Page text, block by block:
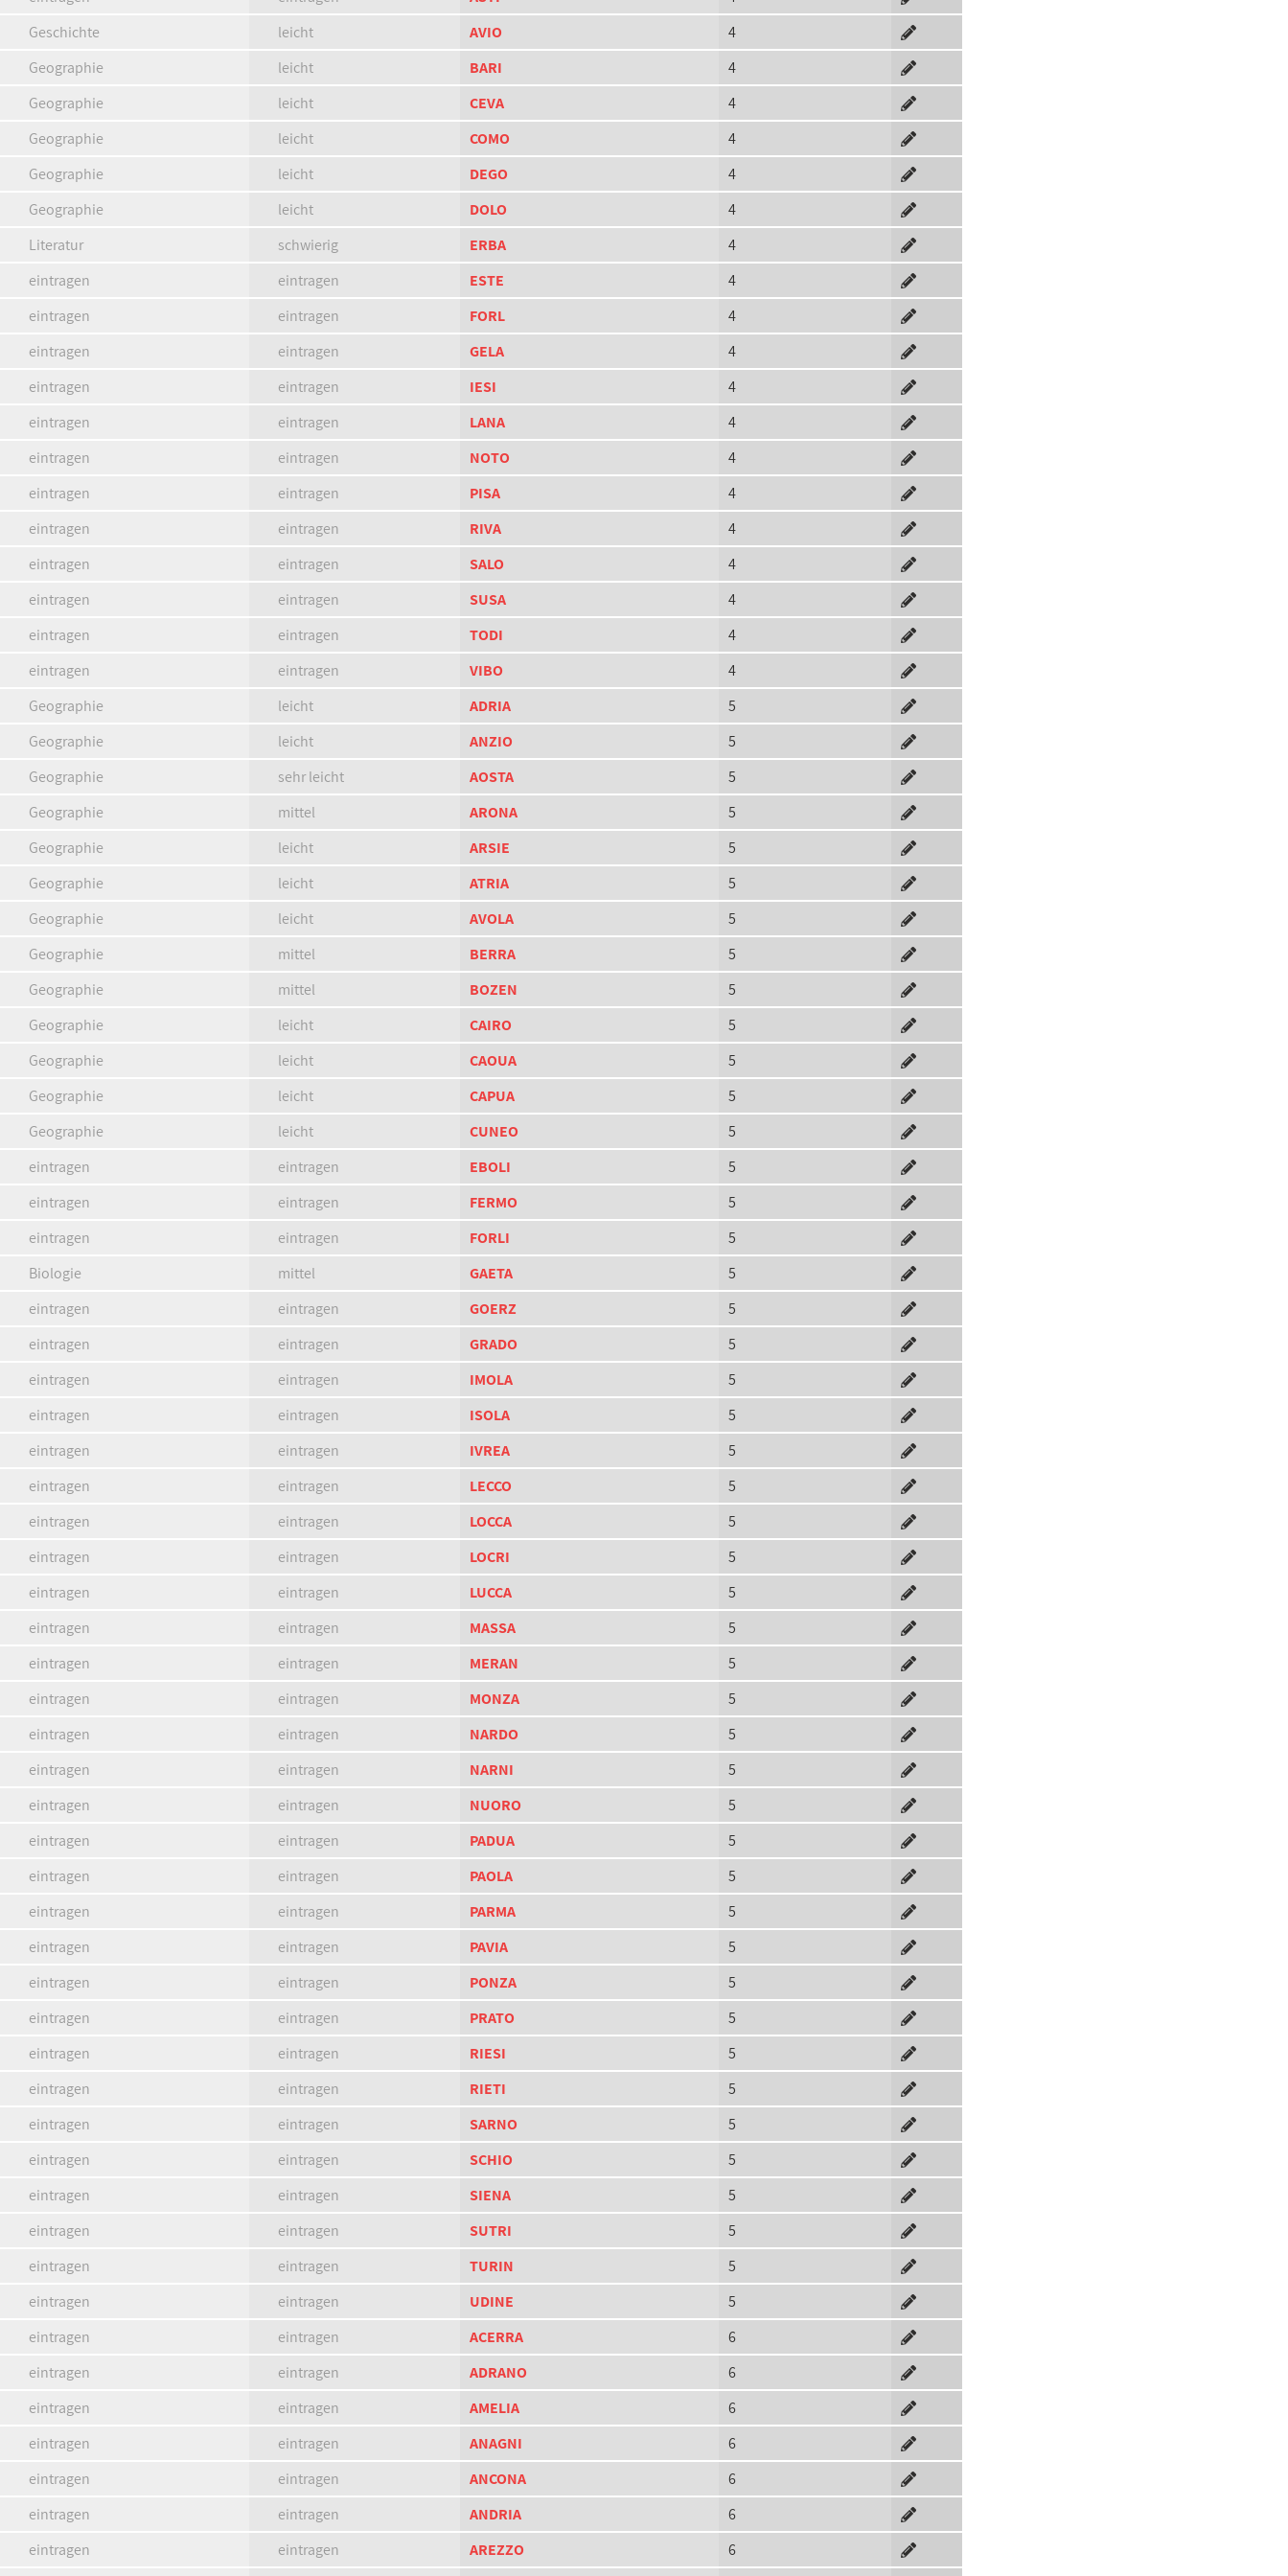
Geschichte
leicht AVIO
4
Geographie
leicht BARI
4
Geographie
leicht CEVA
4
Geographie
leicht COMO
4
Geographie
leicht DEGO
4
Geographie
leicht DOLO
4
Literatur
schwierig ERBA
4
eintragen
eintragen ESTE
4
eintragen
eintragen FORL
4
eintragen
eintragen GELA
4
eintragen
eintragen IESI
4
eintragen
eintragen LANA
4
eintragen
eintragen NOTO
4
eintragen
eintragen PISA
4
eintragen
eintragen RIVA
4
eintragen
eintragen SALO
4
eintragen
eintragen SUSA
4
eintragen
eintragen TODI
4
eintragen
eintragen VIBO
4
Geographie
leicht ADRIA
5
Geographie
leicht ANZIO
5
Geographie
sehr leicht AOSTA
5
Geographie
mittel ARONA
5
Geographie
leicht ARSIE
5
Geographie
leicht ATRIA
5
Geographie
leicht AVOLA
5
Geographie
mittel BERRA
5
Geographie
mittel BOZEN
5
Geographie
leicht CAIRO
5
Geographie
leicht CAOUA
5
Geographie
leicht CAPUA
5
Geographie
leicht CUNEO
5
eintragen
eintragen EBOLI
5
eintragen
eintragen FERMO
5
eintragen
eintragen FORLI
5
Biologie
mittel GAETA
5
eintragen
eintragen GOERZ
5
eintragen
eintragen GRADO
5
eintragen
eintragen IMOLA
5
eintragen
eintragen ISOLA
5
eintragen
eintragen IVREA
5
eintragen
eintragen LECCO
5
eintragen
eintragen LOCCA
5
eintragen
eintragen LOCRI
5
eintragen
eintragen LUCCA
5
eintragen
eintragen MASSA
5
eintragen
eintragen MERAN
5
eintragen
eintragen MONZA
5
eintragen
eintragen NARDO
5
eintragen
eintragen NARNI
5
eintragen
eintragen NUORO
5
eintragen
eintragen PADUA
5
eintragen
eintragen PAOLA
5
eintragen
eintragen PARMA
5
eintragen
eintragen PAVIA
5
eintragen
eintragen PONZA
5
eintragen
eintragen PRATO
5
eintragen
eintragen RIESI
5
eintragen
eintragen RIETI
5
eintragen
eintragen SARNO
5
eintragen
eintragen SCHIO
5
eintragen
eintragen SIENA
5
eintragen
eintragen SUTRI
5
eintragen
eintragen TURIN
5
eintragen
eintragen UDINE
5
eintragen
eintragen ACERRA
6
eintragen
eintragen ADRANO
6
eintragen
eintragen AMELIA
6
eintragen
eintragen ANAGNI
6
eintragen
eintragen ANCONA
6
eintragen
eintragen ANDRIA
6
eintragen
eintragen AREZZO
6